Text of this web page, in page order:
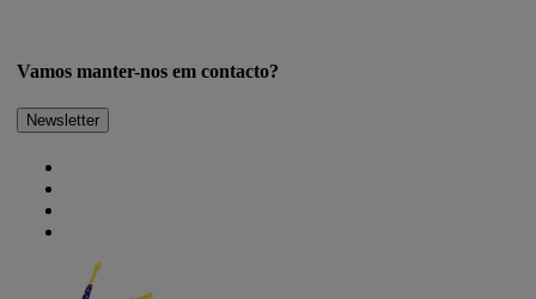
Vamos manter-nos em contacto?
Newsletter